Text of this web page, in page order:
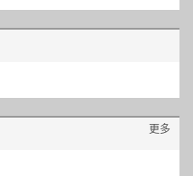
更多